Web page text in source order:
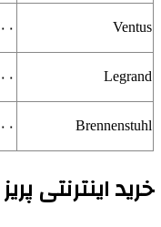
Ventus
Legrand
Brennenstuhl
خرید اینترنتی